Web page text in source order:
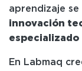
aprendizaje
innovación
especializado
En Labmaq